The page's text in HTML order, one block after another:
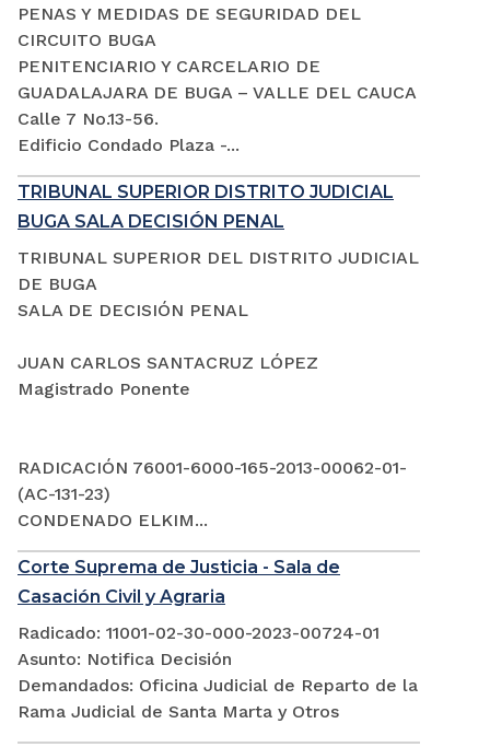
PENAS Y MEDIDAS DE SEGURIDAD DEL
CIRCUITO BUGA
PENITENCIARIO Y CARCELARIO DE
GUADALAJARA DE BUGA – VALLE DEL CAUCA
Calle 7 No.13-56.
Edificio Condado Plaza -...
TRIBUNAL SUPERIOR DISTRITO JUDICIAL
BUGA SALA DECISIÓN PENAL
TRIBUNAL SUPERIOR DEL DISTRITO JUDICIAL
DE BUGA
SALA DE DECISIÓN PENAL
JUAN CARLOS SANTACRUZ LÓPEZ
Magistrado Ponente
RADICACIÓN 76001-6000-165-2013-00062-01-
(AC-131-23)
CONDENADO ELKIM...
Corte Suprema de Justicia - Sala de
Casación Civil y Agraria
Radicado: 11001-02-30-000-2023-00724-01
Asunto: Notifica Decisión
Demandados: Oficina Judicial de Reparto de la
Rama Judicial de Santa Marta y Otros